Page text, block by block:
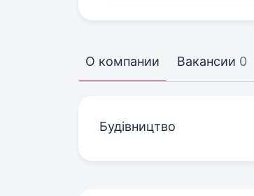
О компании Вакансии 0
Будівництво